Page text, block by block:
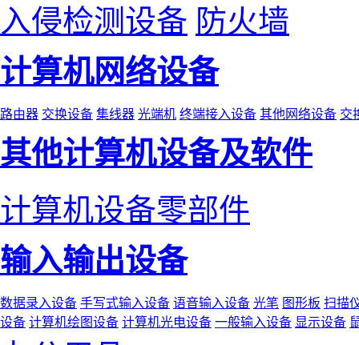
入侵检测设备 防火墙
计算机网络设备
路由器 交换设备 集线器 光端机 终端接入设备 其他网络设备 交
其他计算机设备及软件
计算机设备零部件
输入输出设备
数据录入设备 手写式输入设备 语音输入设备 光笔 图形板 扫描
设备 计算机绘图设备 计算机光电设备 一般输入设备 显示设备